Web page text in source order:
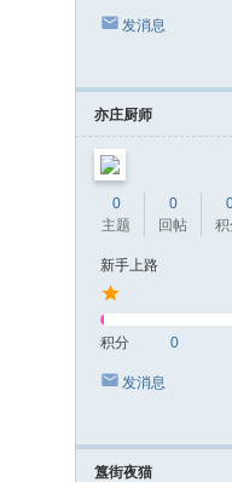
发消息
亦庄厨师
0
主题
0
回帖
新手上路
积分 0
发消息
簋街夜猫